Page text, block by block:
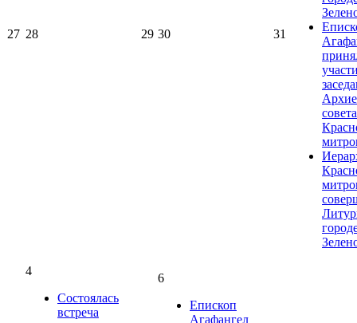
27 28 29 30 31
совета
4
Состоялась
встреча
6
Епископ
Агафангел